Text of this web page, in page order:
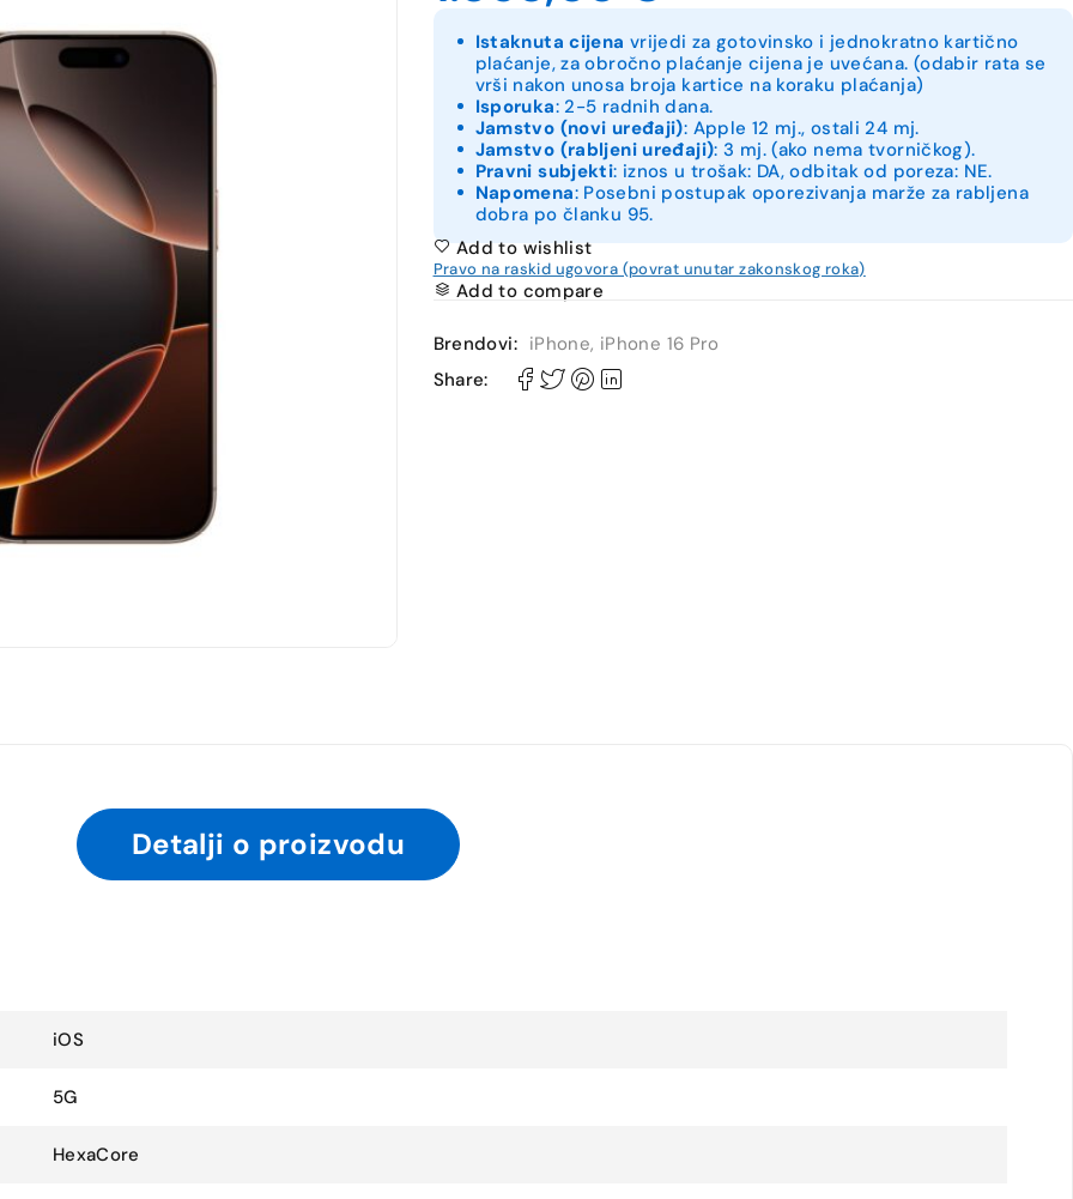
Istaknuta cijena vrijedi za gotovinsko i jednokratno kartično
plaćanje, za obročno plaćanje cijena je uvećana. (odabir rata se
vrši nakon unosa broja kartice na koraku plaćanja)
Isporuka: 2-5 radnih dana.
Jamstvo (novi uređaji): Apple 12 mj., ostali 24 mj.
Jamstvo (rabljeni uređaji): 3 mj. (ako nema tvorničkog).
Pravni subjekti: iznos u trošak: DA, odbitak od poreza: NE.
Napomena: Posebni postupak oporezivanja marže za rabljena
dobra po članku 95.
Add to wishlist
Pravo na raskid ugovora (povrat unutar zakonskog roka)
Add to compare
Brendovi: iPhone, iPhone 16 Pro
Share:
Detalji o proizvodu
iOS
5G
HexaCore